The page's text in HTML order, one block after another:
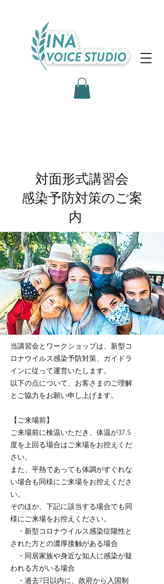
対面形式講習会
感染予防対策のご案
内
当講習会とワークショップは、新型コ
ロナウイルス感染予防対策、ガイドラ
インに従って運営いたします。
以下の点について、お客さまのご理解
とご協力をお願い申し上げます。
【ご来場前】
ご来場前に検温いただき、体温が37.5
度を上回る場合はご来場をお控えくだ
さい。
また、平熱であっても体調がすぐれな
い場合も同様にご来場をお控えくださ
い。
そのほか、下記に該当する場合でも同
様にご来場をお控えください。
・新型コロナウイルス感染症陽性と
された方との濃厚接触がある場合
・同居家族や身近な知人に感染が疑
われる方がいる場合
・過去7日以内に、政府から入国制